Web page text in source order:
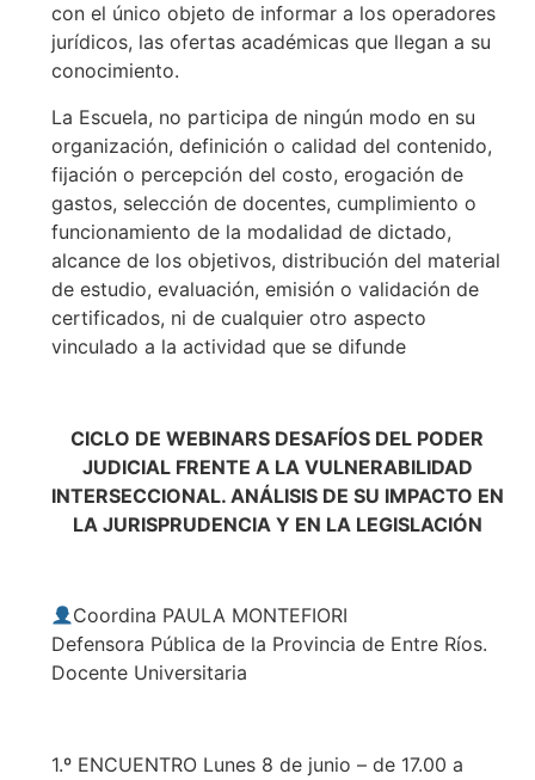
con el único objeto de informar a los operadores
jurídicos, las ofertas académicas que llegan a su
conocimiento.
La Escuela, no participa de ningún modo en su
organización, definición o calidad del contenido,
fijación o percepción del costo, erogación de
gastos, selección de docentes, cumplimiento o
funcionamiento de la modalidad de dictado,
alcance de los objetivos, distribución del material
de estudio, evaluación, emisión o validación de
certificados, ni de cualquier otro aspecto
vinculado a la actividad que se difunde
CICLO DE WEBINARS DESAFÍOS DEL PODER
JUDICIAL FRENTE A LA VULNERABILIDAD
INTERSECCIONAL. ANÁLISIS DE SU IMPACTO EN
LA JURISPRUDENCIA Y EN LA LEGISLACIÓN
Coordina PAULA MONTEFIORI
Defensora Pública de la Provincia de Entre Ríos.
Docente Universitaria
1.º ENCUENTRO Lunes 8 de junio – de 17.00 a